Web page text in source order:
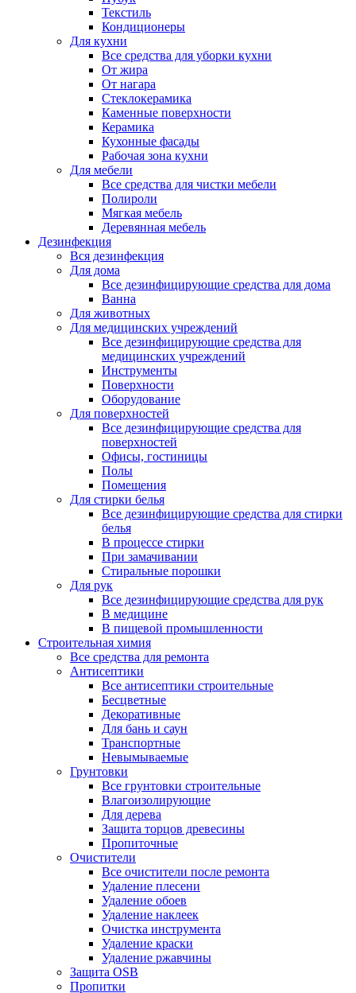
Текстиль
Кондиционеры
Для кухни
Все средства для уборки кухни
От жира
От нагара
Стеклокерамика
Каменные поверхности
Керамика
Кухонные фасады
Рабочая зона кухни
Для мебели
Все средства для чистки мебели
Полироли
Мягкая мебель
Деревянная мебель
Дезинфекция
Вся дезинфекция
Для дома
Все дезинфицирующие средства для дома
Ванна
Для животных
Для медицинских учреждений
Все дезинфицирующие средства для
медицинских учреждений
Инструменты
Поверхности
Оборудование
Для поверхностей
Все дезинфицирующие средства для
поверхностей
Офисы, гостиницы
Полы
Помещения
Для стирки белья
Все дезинфицирующие средства для стирки
белья
В процессе стирки
При замачивании
Стиральные порошки
Для рук
Все дезинфицирующие средства для рук
В медицине
В пищевой промышленности
Строительная химия
Все средства для ремонта
Антисептики
Все антисептики строительные
Бесцветные
Декоративные
Для бань и саун
Транспортные
Невымываемые
Грунтовки
Все грунтовки строительные
Влагоизолирующие
Для дерева
Защита торцов древесины
Пропиточные
Очистители
Все очистители после ремонта
Удаление плесени
Удаление обоев
Удаление наклеек
Очистка инструмента
Удаление краски
Удаление ржавчины
Защита OSB
Пропитки